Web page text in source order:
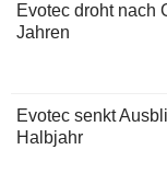
Evotec droht nach
Jahren
Evotec senkt
Halbjahr